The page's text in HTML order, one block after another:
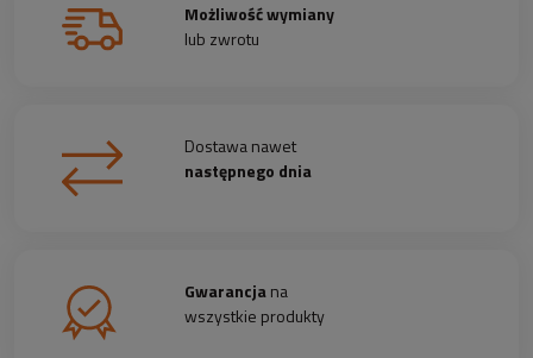
Możliwość wymiany
lub zwrotu
Dostawa nawet
następnego dnia
Gwarancjana
wszystkie produkty